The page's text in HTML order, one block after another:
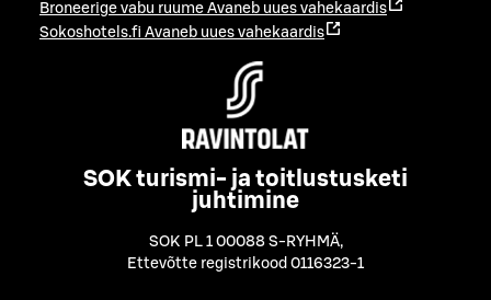
Broneerige vabu ruume Avaneb uues vahekaardis
Sokoshotels.fi Avaneb uues vahekaardis
SOK turismi- ja toitlustusketi
juhtimine
SOK PL 1 00088 S-RYHMÄ,
Ettevõtte registrikood 0116323-1